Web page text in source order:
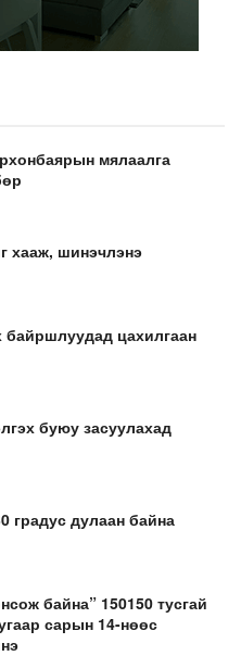
мялаалга
хааж, шинэчлэнэ
цахилгаан
буюу засуулахад
градус дулаан байна
байна” 150150 тусгай
сарын 14-нөөс